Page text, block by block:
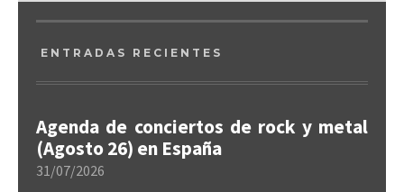
ENTRADAS RECIENTES
Agenda de conciertos de rock y metal
(Agosto 26) en España
31/07/2026